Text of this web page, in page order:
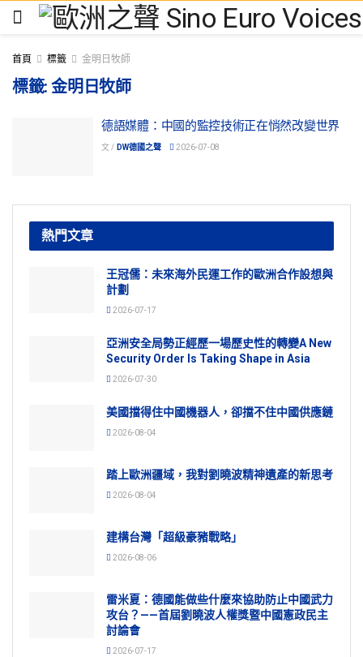
首頁 標籤 金明日牧師
標籤:金明日牧師
德語媒體：中國的監控技術正在悄然改變世界
文 / DW德國之聲 2026-07-08
熱門文章
王冠儒：未來海外民運工作的歐洲合作設想與
計劃
2026-07-17
亞洲安全局勢正經歷一場歷史性的轉變A New
Security Order Is Taking Shape in Asia
2026-07-30
美國擋得住中國機器人，卻擋不住中國供應鏈
2026-08-04
踏上歐洲疆域，我對劉曉波精神遺產的新思考
2026-08-04
建構台灣「超級豪豬戰略」
2026-08-06
雷米夏：德國能做些什麼來協助防止中國武力
攻台？——首屆劉曉波人權獎暨中國憲政民主
討論會
2026-07-17